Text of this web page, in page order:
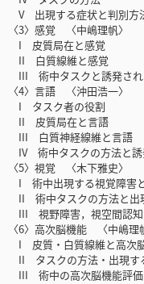
V 出現する症状と判別方
〈3〉感覚 〈中嶋理帆〉
I 皮質局在と感覚
II 白質線維と感覚
III 術中タスクと誘発され
〈4〉言語 〈沖田浩一〉
I タスク者の役割
II 皮質局在と言語
III 白質神経線維と言語
IV 術中タスクの方法と誘
〈5〉視覚 〈木下雅史〉
I 術中出現する視覚障害
II 術中タスクの方法と出
III 視野障害，視空間認知
〈6〉高次脳機能 〈中嶋理
I 皮質・白質線維と高次
II タスクの方法・出現す
III 術中の高次脳機能評価